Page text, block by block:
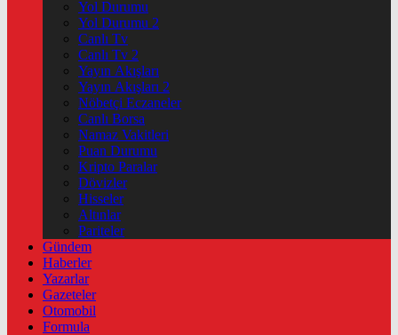
Yol Durumu
Yol Durumu 2
Canlı Tv
Canlı Tv 2
Yayın Akışları
Yayın Akışları 2
Nöbetçi Eczaneler
Canlı Borsa
Namaz Vakitleri
Puan Durumu
Kripto Paralar
Dövizler
Hisseler
Altınlar
Pariteler
Gündem
Haberler
Yazarlar
Gazeteler
Otomobil
Formula